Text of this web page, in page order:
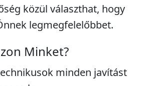
közül választhat, hogy
legmegfelelőbbet.
Minket?
minden javítást